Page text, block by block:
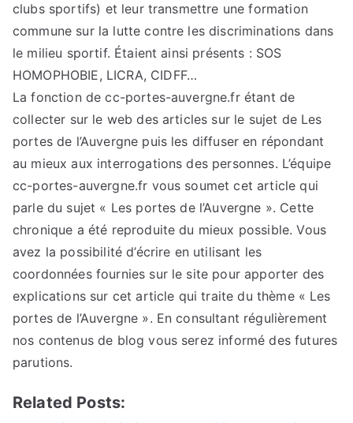
clubs sportifs) et leur transmettre une formation
commune sur la lutte contre les discriminations dans
le milieu sportif. Étaient ainsi présents : SOS
HOMOPHOBIE, LICRA, CIDFF…
La fonction de cc-portes-auvergne.fr étant de
collecter sur le web des articles sur le sujet de Les
portes de l’Auvergne puis les diffuser en répondant
au mieux aux interrogations des personnes. L’équipe
cc-portes-auvergne.fr vous soumet cet article qui
parle du sujet « Les portes de l’Auvergne ». Cette
chronique a été reproduite du mieux possible. Vous
avez la possibilité d’écrire en utilisant les
coordonnées fournies sur le site pour apporter des
explications sur cet article qui traite du thème « Les
portes de l’Auvergne ». En consultant régulièrement
nos contenus de blog vous serez informé des futures
parutions.
Related Posts: